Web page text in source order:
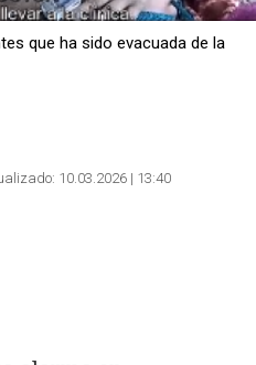
que ha sido evacuada de la
10.03.2026 | 13:40